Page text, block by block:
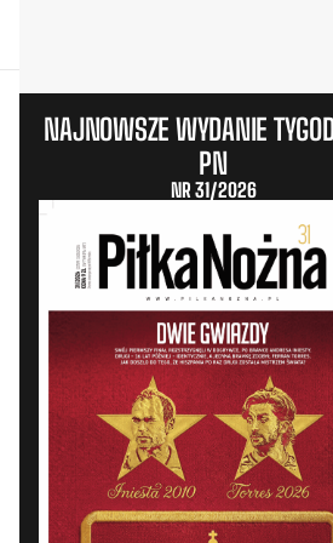
NAJNOWSZE WYDANIE
PN
NR 31/2026